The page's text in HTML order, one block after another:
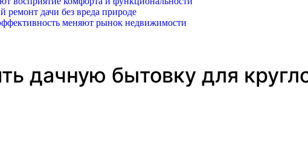
ремонт дачи без вреда природе
меняют рынок недвижимости
дачную бытовку для